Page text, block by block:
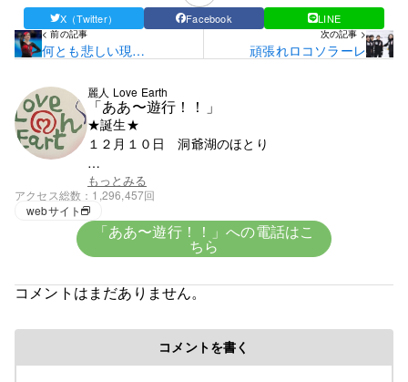
X（Twitter） Facebook LINE
< 前の記事
何とも悲しい現
次の記事 >
頑張れロコソラーレ
麗人 Love Earth
「ああ〜遊行！！」
★誕生★
１２月１０日 洞爺湖のほとり
★血液★
興味がないがＯ型みたい
★趣味★
修行時代＞高校を卒業後千葉県の大友美容室で１０
もっとみる
アクセス総数
1,296,457回
webサイト
「ああ〜遊行！！」への電話はこ
ちら
コメントはまだありません。
コメントを書く